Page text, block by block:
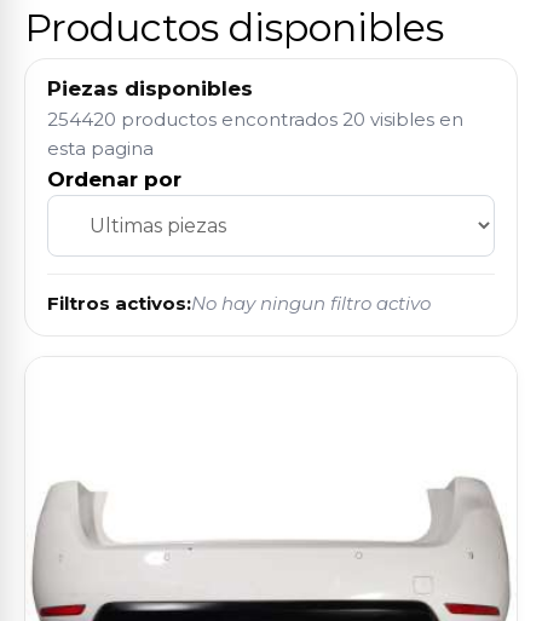
Productos disponibles
Piezas disponibles
254420 productos encontrados 20 visibles en
esta pagina
Ordenar por
Filtros activos:No hay ningun filtro activo